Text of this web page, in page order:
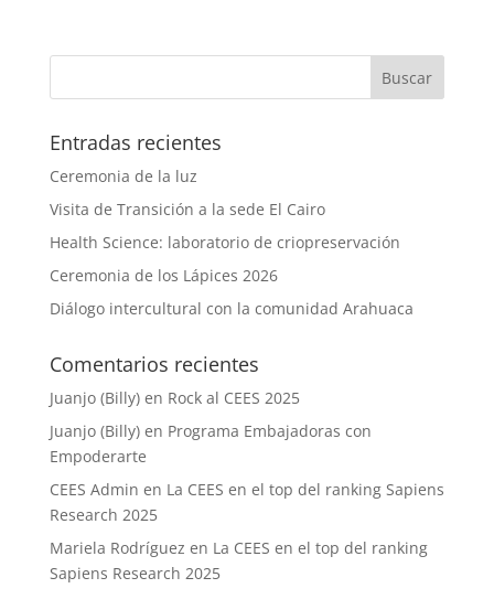
Entradas recientes
Ceremonia de la luz
Visita de Transición a la sede El Cairo
Health Science: laboratorio de criopreservación
Ceremonia de los Lápices 2026
Diálogo intercultural con la comunidad Arahuaca
Comentarios recientes
Juanjo (Billy)en Rock al CEES 2025
Juanjo (Billy)en Programa Embajadoras con
Empoderarte
CEES Admin en La CEES en el top del ranking Sapiens
Research 2025
Mariela Rodríguez en La CEES en el top del ranking
Sapiens Research 2025